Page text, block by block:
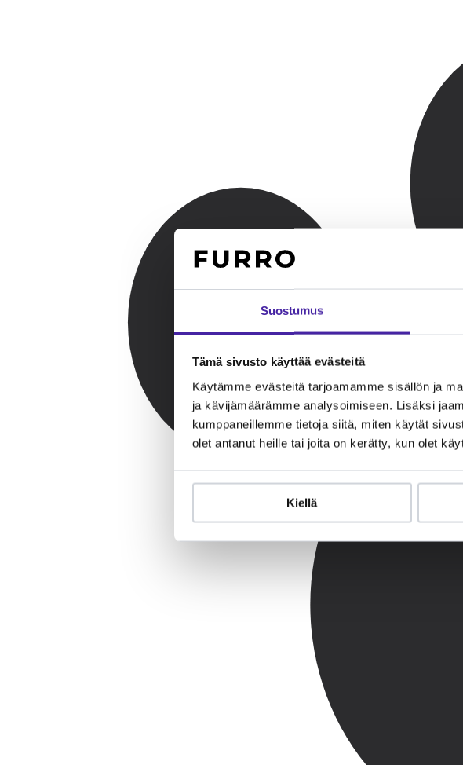
Suostumus
Tämä sivusto käyttää evästeitä
Käytämme evästeitä tarjoamamme sisällön ja
ja kävijämäärämme analysoimiseen. Lisäksi
kumppaneillemme tietoja siitä, miten käytät
olet antanut heille tai joita on kerätty, kun olet
Kiellä